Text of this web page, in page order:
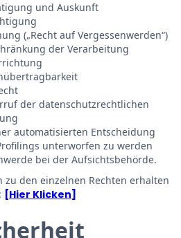
und Auskunft
(„Recht auf Vergessenwerden“)
der Verarbeitung
der datenschutzrechtlichen
automatisierten Entscheidung
unterworfen zu werden
bei der Aufsichtsbehörde.
den einzelnen Rechten erhalten
[Hier Klicken]